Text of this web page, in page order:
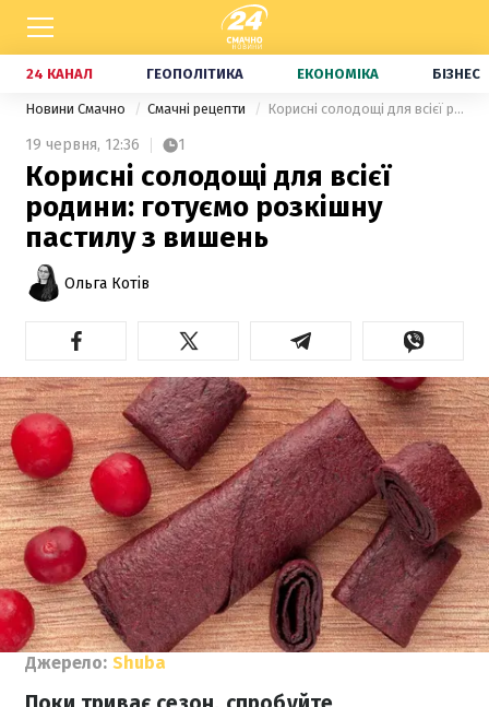
24 КАНАЛ ГЕОПОЛІТИКА ЕКОНОМІКА БІЗНЕС
Новини Смачно Смачні рецепти Корисні солодощі для всієї родини: готуємо розкішну пастилу з вишень
19 червня, 12:36 1
Корисні солодощі для всієї
родини: готуємо розкішну
пастилу з вишень
Ольга Котів
Джерело: Shuba